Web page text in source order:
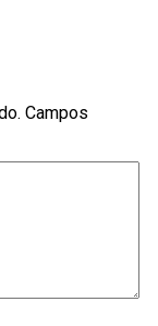
Campos